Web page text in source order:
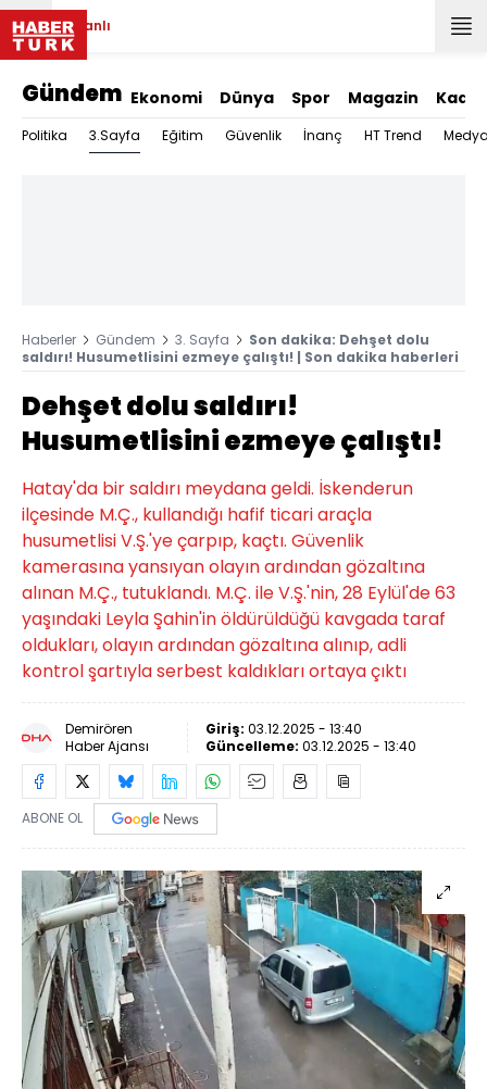
Canlı
Gündem Ekonomi Dünya Spor Magazin Kadın
Politika 3.Sayfa Eğitim Güvenlik İnanç HT Trend
Haberler Gündem 3. Sayfa
Son dakika: Dehşet dolu
saldırı! Husumetlisini ezmeye çalıştı! | Son dakika haberleri
Dehşet dolu saldırı!
Husumetlisini ezmeye çalıştı!
Hatay'da bir saldırı meydana geldi. İskenderun
ilçesinde M.Ç., kullandığı hafif ticari araçla
husumetlisi V.Ş.'ye çarpıp, kaçtı. Güvenlik
kamerasına yansıyan olayın ardından gözaltına
alınan M.Ç., tutuklandı. M.Ç. ile V.Ş.'nin, 28 Eylül'de 63
yaşındaki Leyla Şahin'in öldürüldüğü kavgada taraf
oldukları, olayın ardından gözaltına alınıp, adli
kontrol şartıyla serbest kaldıkları ortaya çıktı
Demirören
Haber Ajansı
Giriş: 03.12.2025 - 13:40
Güncelleme: 03.12.2025 - 13:40
ABONE OL